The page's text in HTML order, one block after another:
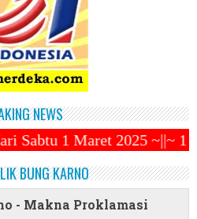
NEWS
1 Syawal Jatuh
BUNG KARNO
- Makna Proklamasi